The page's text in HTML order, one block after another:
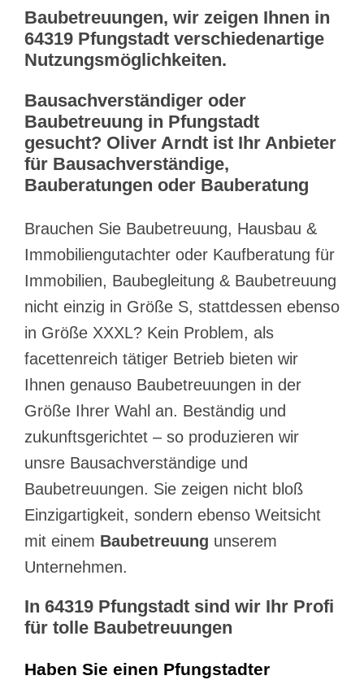
Baubetreuungen, wir zeigen Ihnen in
64319 Pfungstadt verschiedenartige
Nutzungsmöglichkeiten.
Bausachverständiger oder
Baubetreuung in Pfungstadt
gesucht? Oliver Arndt ist Ihr Anbieter
für Bausachverständige,
Bauberatungen oder Bauberatung
Brauchen Sie Baubetreuung, Hausbau &
Immobiliengutachter oder Kaufberatung für
Immobilien, Baubegleitung & Baubetreuung
nicht einzig in Größe S, stattdessen ebenso
in Größe XXXL? Kein Problem, als
facettenreich tätiger Betrieb bieten wir
Ihnen genauso Baubetreuungen in der
Größe Ihrer Wahl an. Beständig und
zukunftsgerichtet – so produzieren wir
unsre Bausachverständige und
Baubetreuungen. Sie zeigen nicht bloß
Einzigartigkeit, sondern ebenso Weitsicht
mit einem Baubetreuung unserem
Unternehmen.
In 64319 Pfungstadt sind wir Ihr Profi
für tolle Baubetreuungen
Haben Sie einen Pfungstadter